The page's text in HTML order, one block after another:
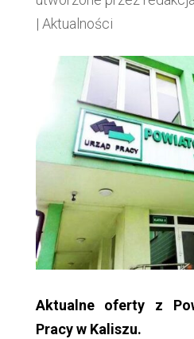
| Aktualności
Aktualne oferty z
Pracy w Kaliszu.